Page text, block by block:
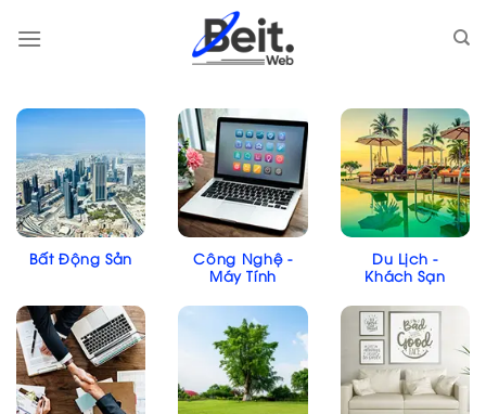
Bất Động Sản
Công Nghệ -
Máy Tính
Du Lịch -
Khách Sạn